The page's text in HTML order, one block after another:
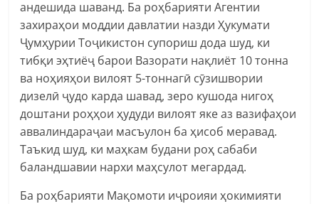
андешида шаванд. Ба роҳбарияти Агентии
захираҳои моддии давлатии назди Ҳукумати
Ҷумҳурии Тоҷикистон супориш дода шуд, ки
тибқи эҳтиёҷ барои Вазорати нақлиёт 10 тонна
ва ноҳияҳои вилоят 5-тоннагӣ сӯзишвории
дизелӣ ҷудо карда шавад, зеро кушода нигоҳ
доштани роҳҳои ҳудуди вилоят яке аз вазифаҳои
аввалиндараҷаи масъулон ба ҳисоб меравад.
Таъкид шуд, ки маҳкам будани роҳ сабаби
баландшавии нархи маҳсулот мегардад.
Ба роҳбарияти Мақомоти иҷроияи ҳокимияти